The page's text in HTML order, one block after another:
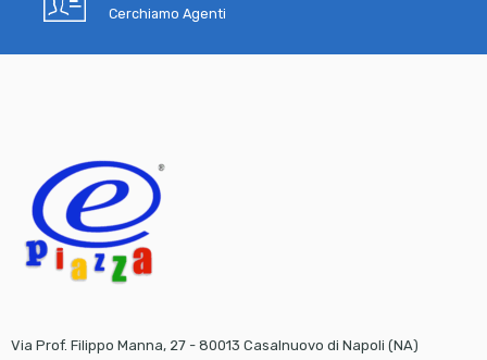
Cerchiamo Agenti
Via Prof. Filippo Manna, 27 - 80013 Casalnuovo di Napoli (NA)